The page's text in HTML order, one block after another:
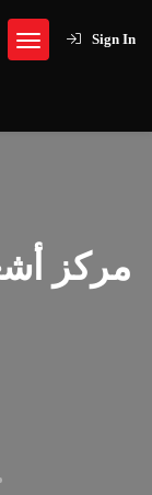
Sign In
مركز